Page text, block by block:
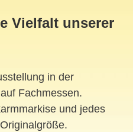
Vielfalt unserer
in der
Fachmessen.
und jedes